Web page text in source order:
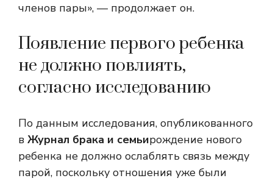
членов пары», — продолжает он.
Появление первого ребенка
не должно повлиять,
согласно исследованию
По данным исследования, опубликованного
в Журнал брака и семьирождение нового
ребенка не должно ослаблять связь между
парой, поскольку отношения уже были